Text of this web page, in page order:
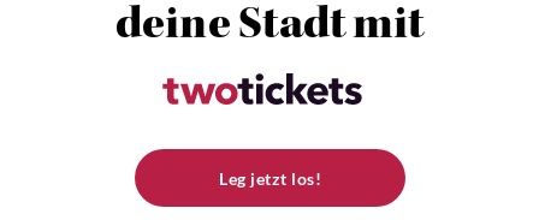
deine Stadt mit
Leg jetzt los!